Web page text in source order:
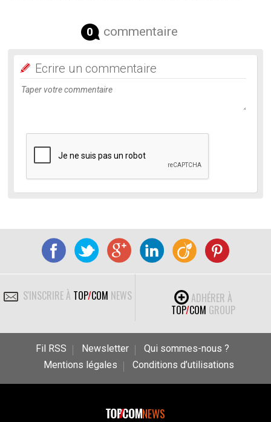
0 commentaire
Ecrire un commentaire
S'INSCRIRE À TOP/COM NEWS
ADHÉRER À
TOP/COM GROUP
Fil RSS Newsletter
Qui sommes-nous ?
Mentions légales
Conditions d’utilisations
NEWS